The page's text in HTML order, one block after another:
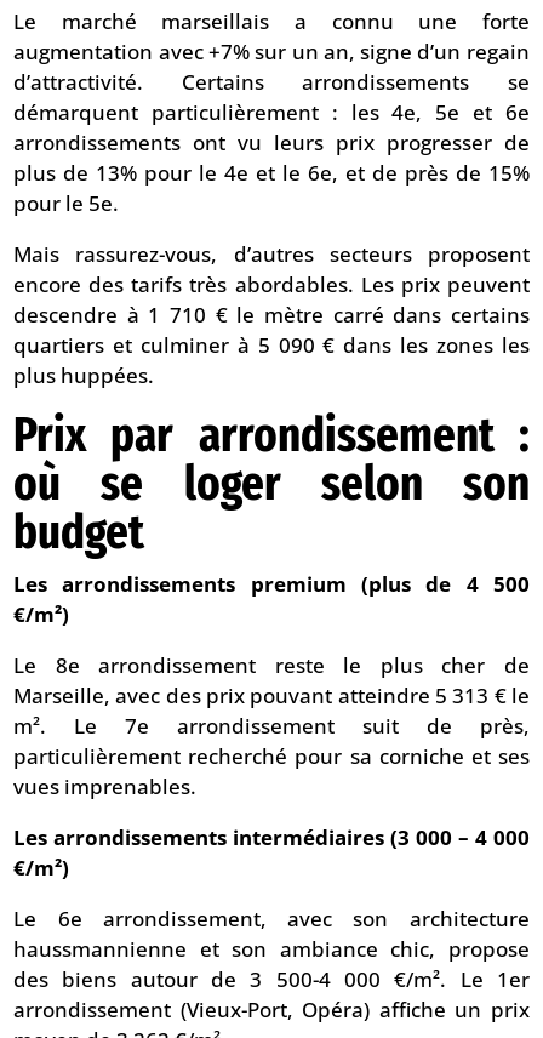
Le marché marseillais a connu une forte
augmentation avec +7% sur un an, signe d’un regain
d’attractivité. Certains arrondissements se
démarquent particulièrement : les 4e, 5e et 6e
arrondissements ont vu leurs prix progresser de
plus de 13% pour le 4e et le 6e, et de près de 15%
pour le 5e.
Mais rassurez-vous, d’autres secteurs proposent
encore des tarifs très abordables. Les prix peuvent
descendre à 1 710 € le mètre carré dans certains
quartiers et culminer à 5 090 € dans les zones les
plus huppées.
Prix par arrondissement :
où se loger selon son
budget
Les arrondissements premium (plus de 4 500
€/m²)
Le 8e arrondissement reste le plus cher de
Marseille, avec des prix pouvant atteindre 5 313 € le
m². Le 7e arrondissement suit de près,
particulièrement recherché pour sa corniche et ses
vues imprenables.
Les arrondissements intermédiaires (3 000 – 4 000
€/m²)
Le 6e arrondissement, avec son architecture
haussmannienne et son ambiance chic, propose
des biens autour de 3 500-4 000 €/m². Le 1er
arrondissement (Vieux-Port, Opéra) affiche un prix